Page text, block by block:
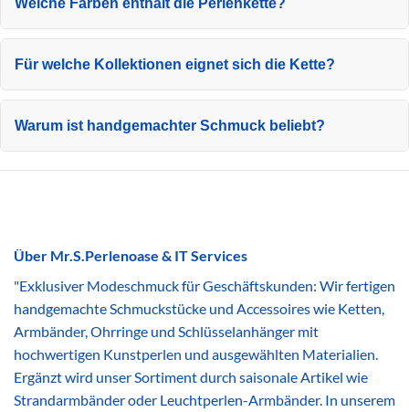
Welche Farben enthält die Perlenkette?
Für welche Kollektionen eignet sich die Kette?
Warum ist handgemachter Schmuck beliebt?
Über Mr.S.Perlenoase & IT Services
"Exklusiver Modeschmuck für Geschäftskunden: Wir fertigen
handgemachte Schmuckstücke und Accessoires wie Ketten,
Armbänder, Ohrringe und Schlüsselanhänger mit
hochwertigen Kunstperlen und ausgewählten Materialien.
Ergänzt wird unser Sortiment durch saisonale Artikel wie
Strandarmbänder oder Leuchtperlen-Armbänder. In unserem